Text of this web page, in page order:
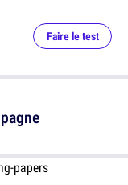
Faire le test